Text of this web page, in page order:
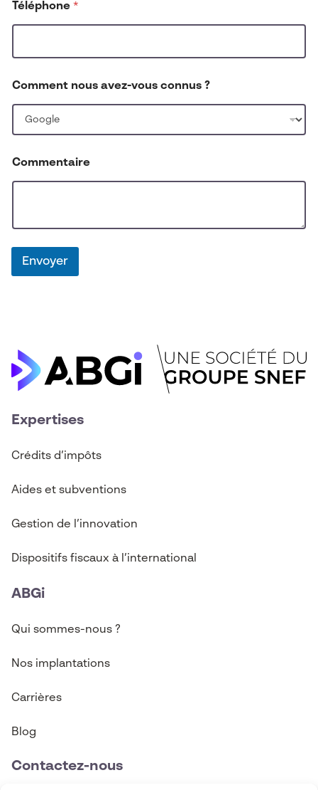
o
u
m
m
e
t
Téléphone *
Comment nous avez-vous connus ?
Commentaire
Envoyer
Expertises
Crédits d’impôts
Aides et subventions
Gestion de l’innovation
Dispositifs fiscaux à l’international
ABGi
Qui sommes-nous ?
Nos implantations
Carrières
Blog
Contactez-nous